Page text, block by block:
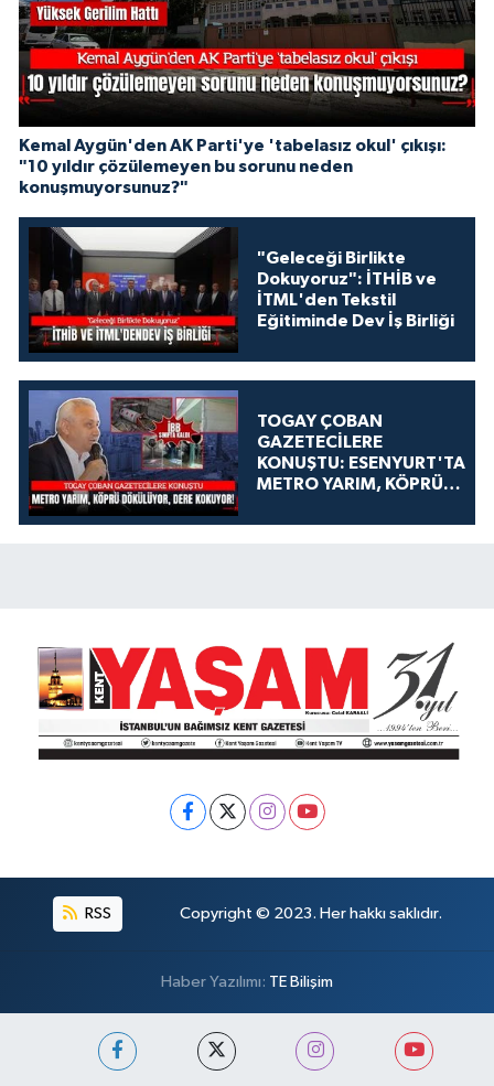
Kemal Aygün'den AK Parti'ye 'tabelasız okul' çıkışı:
"10 yıldır çözülemeyen bu sorunu neden
konuşmuyorsunuz?"
"Geleceği Birlikte
Dokuyoruz": İTHİB ve
İTML'den Tekstil
Eğitiminde Dev İş Birliği
TOGAY ÇOBAN
GAZETECİLERE
KONUŞTU: ESENYURT'TA
METRO YARIM, KÖPRÜ
KOKUYOR!
RSS Copyright © 2023. Her hakkı saklıdır.
Haber Yazılımı: TE Bilişim